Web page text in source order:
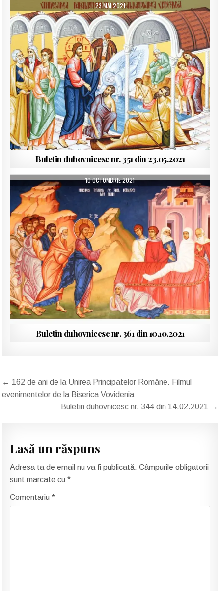
23 MAI 2021
Buletin duhovnicesc nr. 351 din 23.05.2021
10 OCTOMBRIE 2021
Buletin duhovnicesc nr. 361 din 10.10.2021
Navigare
în
← 162 de ani de la Unirea Principatelor Române. Filmul
evenimentelor de la Biserica Vovidenia
Buletin duhovnicesc nr. 344 din 14.02.2021 →
Lasă un răspuns
Adresa ta de email nu va fi publicată. Câmpurile obligatorii
sunt marcate cu*
Comentariu*